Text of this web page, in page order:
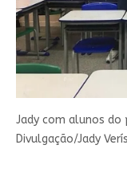
Jady com alunos do
Divulgação/Jady